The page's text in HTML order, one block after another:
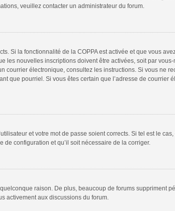
veuillez contacter un administrateur du forum.
Si la fonctionnalité de la COPPA est activée et que vous
nouvelles inscriptions doivent être activées, soit par
courrier électronique, consultez les instructions. Si vous ne
que pourriel. Si vous êtes certain que l’adresse de courrier
et votre mot de passe soient corrects. Si tel est le
configuration et qu’il soit nécessaire de la corriger.
raison. De plus, beaucoup de forums suppriment
activement aux discussions du forum.